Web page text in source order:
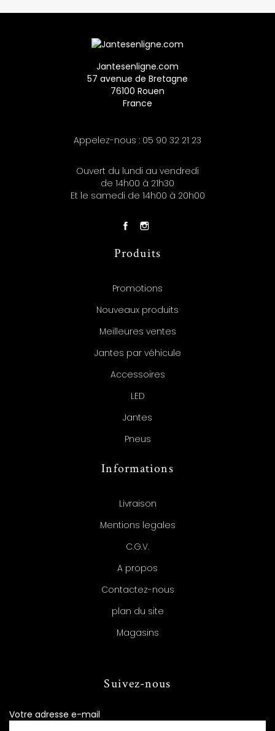
Jantesenligne.com
57 avenue de Bretagne
76100 Rouen
France
Appelez-nous : 05 90 32 21 23
Ouvert du lundi au vendredi
de 14h00 à 21h30
Et le samedi de 14h00 à 20h00
Produits
Promotions
Nouveaux produits
Meilleures ventes
Jantes par véhicule
Accessoires
LED
Jantes
Pneus
Informations
Livraison
Mentions legales
C.G.V.
A propos
Contactez-nous
plan du site
Magasins
Suivez-nous
Votre adresse e-mail